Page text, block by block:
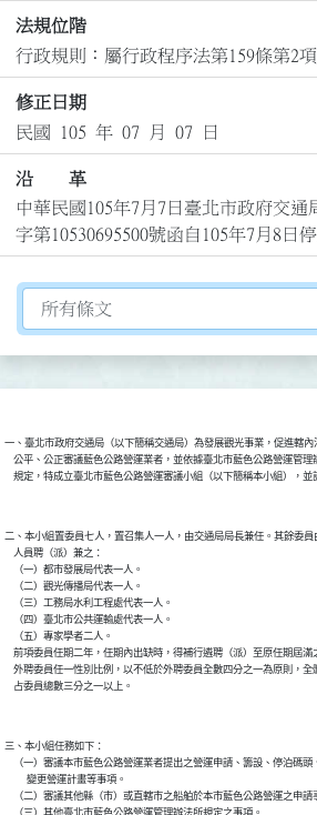
法規位階
行政規則：屬行政程序法第159條第2
修正日期
民國 105 年 07 月 07 日
沿 革
中華民國105年7月7日臺北市政府交通
字第10530695500號函自105年7月8日
切換選擇法規資訊內容
一、臺北市政府交通局（以下簡稱交通局）為發展觀光事業，促進轄內
公平、公正審議藍色公路營運業者，並依據臺北市藍色公路營運管
二、本小組置委員七人，置召集人一人，由交通局局長兼任。其餘委員
    人員聘（派）兼之：
    （一）都市發展局代表一人。
    （二）觀光傳播局代表一人。
    （三）工務局水利工程處代表一人。
    （四）臺北市公共運輸處代表一人。
    （五）專家學者二人。
前項委員任期二年，任期內出缺時，得補行遴聘（派）至原任期屆滿
外聘委員任一性別比例，以不低於外聘委員全數四分之一為原則，
三、本小組任務如下：
（一）審議本市藍色公路營運業者提出之營運申請、籌設、停泊碼
          變更營運計畫等事項。
（二）審議其他縣（市）或直轄市之船舶於本市藍色公路營運之申請